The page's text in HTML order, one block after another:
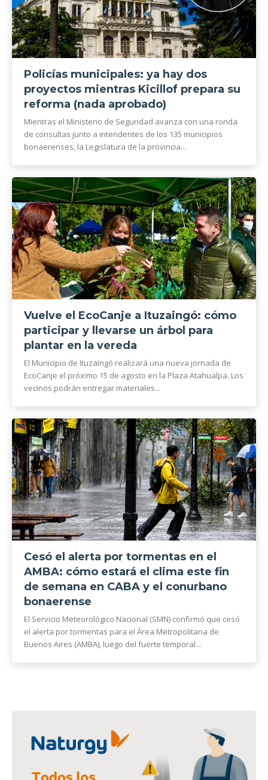
Policías municipales: ya hay dos
proyectos mientras Kicillof prepara su
reforma (nada aprobado)
Mientras el Ministerio de Seguridad avanza con una ronda
de consultas junto a intendentes de los 135 municipios
bonaerenses, la Legislatura de la provincia...
Vuelve el EcoCanje a Ituzaingó: cómo
participar y llevarse un árbol para
plantar en la vereda
El Municipio de Ituzaingó realizará una nueva jornada de
EcoCanje el próximo 15 de agosto en la Plaza Atahualpa. Los
vecinos podrán entregar materiales...
Cesó el alerta por tormentas en el
AMBA: cómo estará el clima este fin
de semana en CABA y el conurbano
bonaerense
El Servicio Meteorológico Nacional (SMN) confirmó que cesó
el alerta por tormentas para el Área Metropolitana de
Buenos Aires (AMBA), luego del fuerte temporal...